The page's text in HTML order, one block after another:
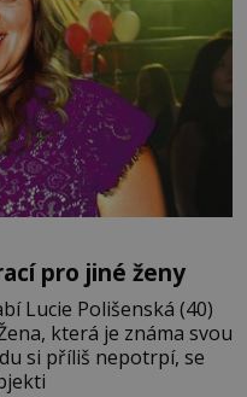
pro jiné ženy
Lucie Polišenská (40)
která je známa svou
si příliš nepotrpí, se